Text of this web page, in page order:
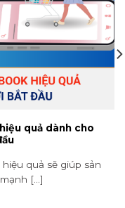
đuôi” khách
sách
hóa ngân sách và
[...]